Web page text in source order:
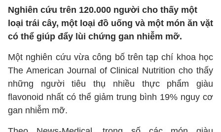
Nghiên cứu trên 120.000 người cho thấy một
loại trái cây, một loại đồ uống và một món ăn vặt
có thể giúp đẩy lùi chứng gan nhiễm mỡ.
Một nghiên cứu vừa công bố trên tạp chí khoa học
The American Journal of Clinical Nutrition cho thấy
những người tiêu thụ nhiều thực phẩm giàu
flavonoid nhất có thể giảm trung bình 19% nguy cơ
gan nhiễm mỡ.